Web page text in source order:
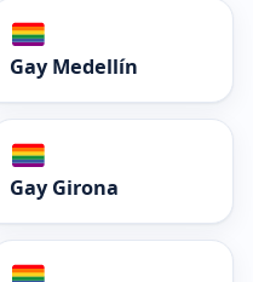
Gay Medellín
Gay Girona